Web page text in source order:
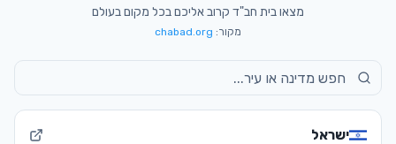
מצאו בית חב"ד קרוב אליכם בכל מקום בעולם
מקור: chabad.org
ישראל